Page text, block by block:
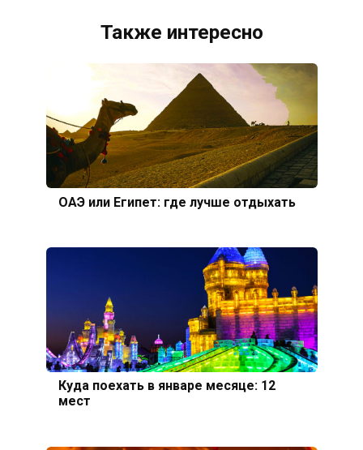
Также интересно
ОАЭ или Египет: где лучше отдыхать
Куда поехать в январе месяце: 12
мест